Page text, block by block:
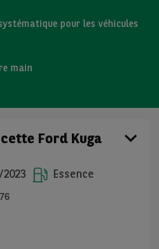
pour les véhicules
main
Ford Kuga
2023
Essence